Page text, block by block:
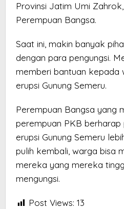
Provinsi Jatim Umi
Perempuan Bangsa.
Saat ini, makin banyak
dengan para pengungsi.
memberi bantuan kepada
erupsi Gunung Semeru.
Perempuan Bangsa yang
perempuan PKB berharap
erupsi Gunung Semeru
pulih kembali, warga bisa
mereka yang mereka
mengungsi.
Post Views: 13